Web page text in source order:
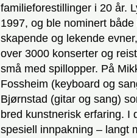
familieforestillinger i 20 år.
1997, og ble nominert
skapende og lekende
over 3000 konserter og
små med spillopper. På
Fossheim (keyboard og
Bjørnstad (gitar og sang)
bred kunstnerisk erfaring. I
spesiell innpakning – langt